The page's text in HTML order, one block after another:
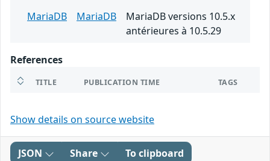
MariaDB
MariaDB
MariaDB versions 10.5.x
antérieures à 10.5.29
References
TITLE PUBLICATION TIME TAGS
Show details on source website
JSON Share To clipboard